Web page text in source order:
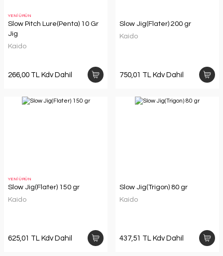
YENİ ÜRÜN
Slow Pitch Lure(Penta) 10 Gr
Jig
Kaido
266,00 TL Kdv Dahil
Slow Jig(Flater) 200 gr
Kaido
750,01 TL Kdv Dahil
YENİ ÜRÜN
Slow Jig(Flater) 150 gr
Kaido
625,01 TL Kdv Dahil
Slow Jig(Trigon) 80 gr
Kaido
437,51 TL Kdv Dahil